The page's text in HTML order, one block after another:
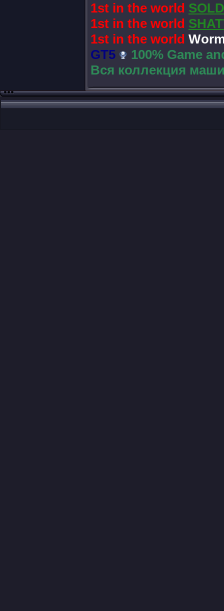
1st in the world
1st in the world
1st in the world
GT5
100% Game
Вся коллекция